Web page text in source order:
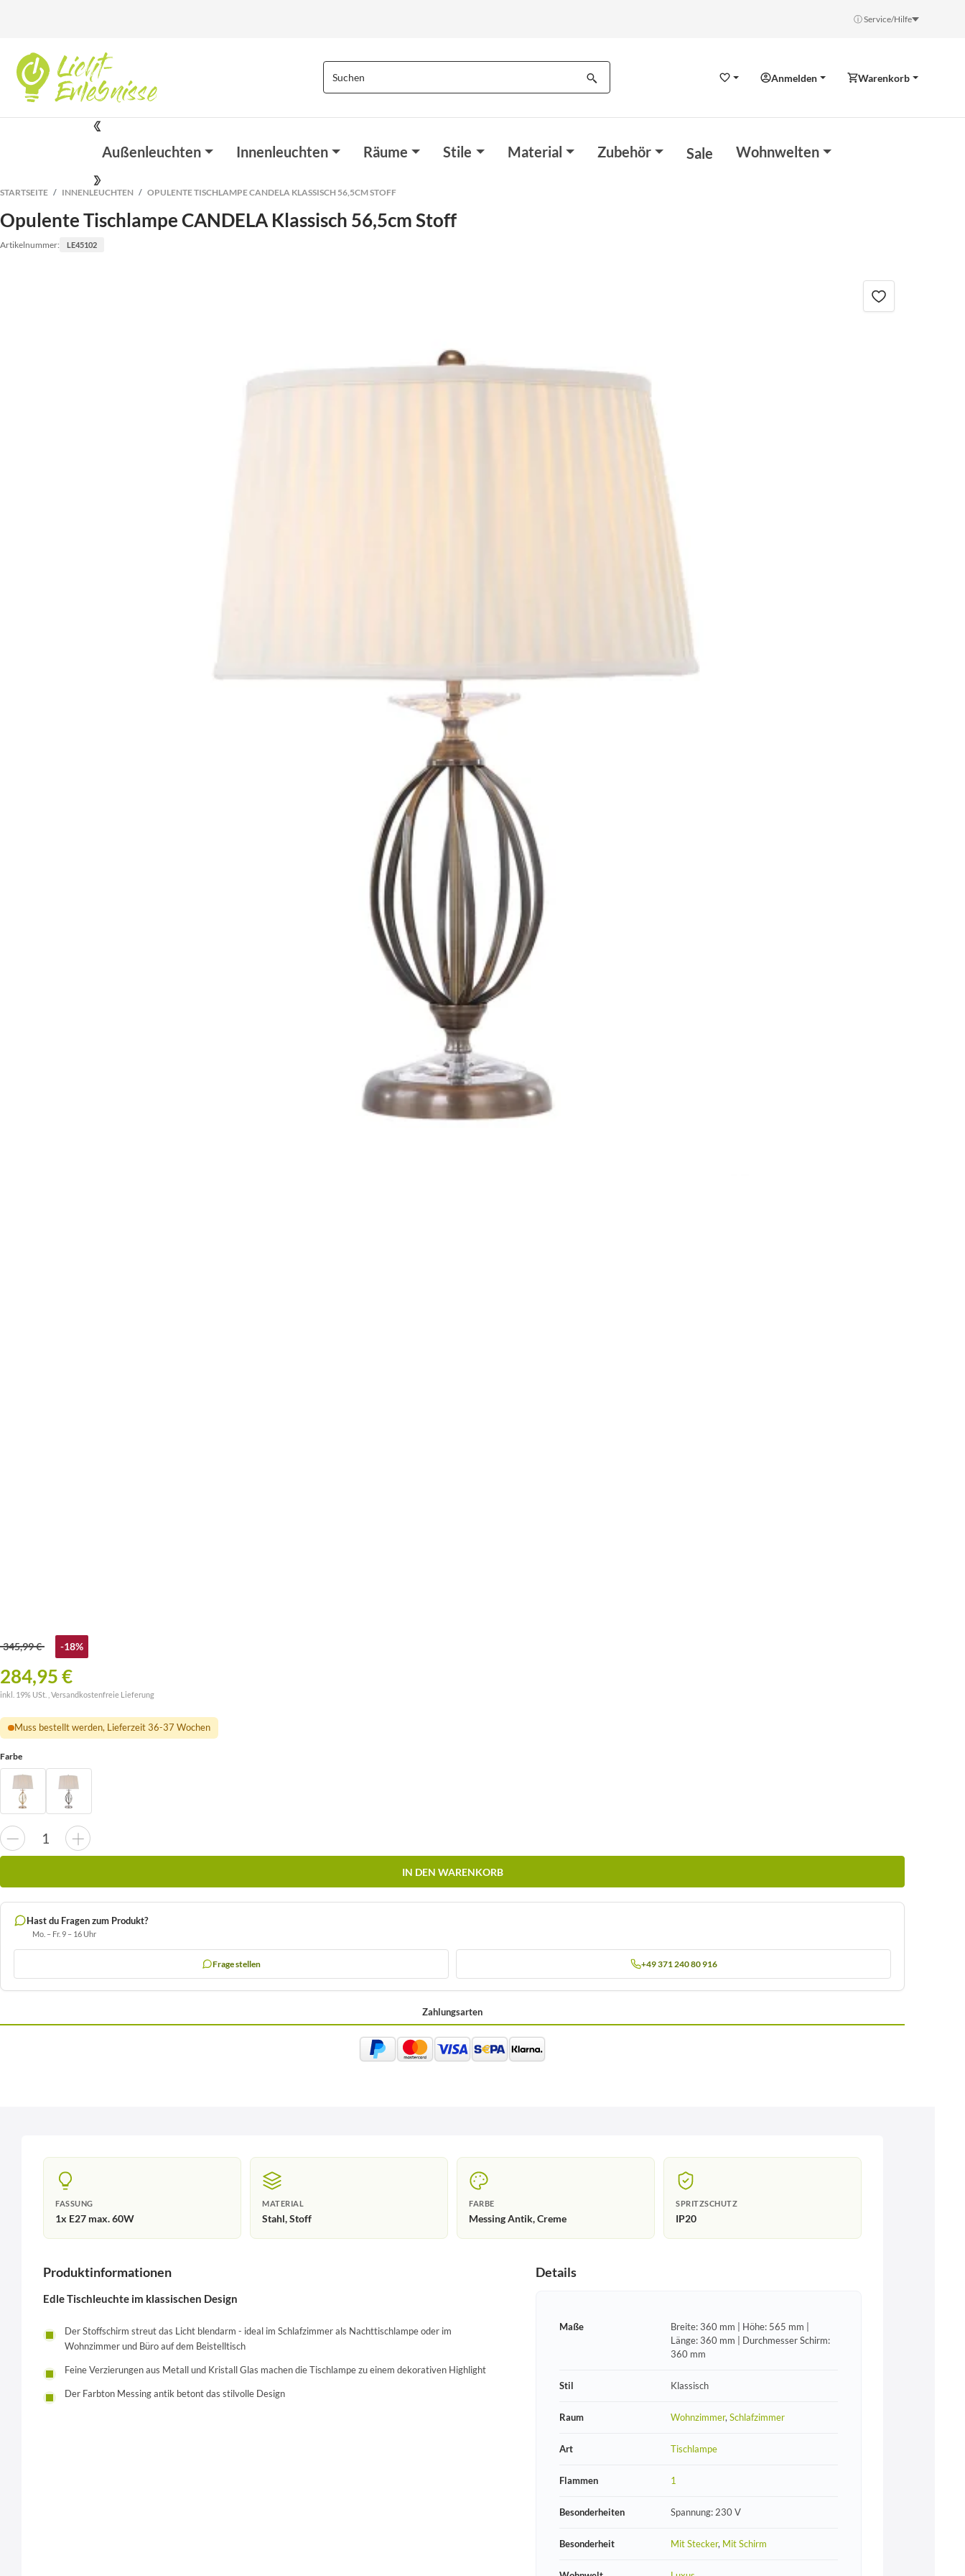
ⓘ Service/Hilfe
WunschzettelAnmelden Warenkorb
Außenleuchten Innenleuchten Räume Stile Material Zubehör Sale Wohnwelten
STARTSEITE INNENLEUCHTEN OPULENTE TISCHLAMPE CANDELA KLASSISCH 56,5CM STOFF
Opulente Tischlampe CANDELA Klassisch 56,5cm Stoff
Artikelnummer: LE45102
345,99 € -18%
284,95 €
inkl. 19% USt. , Versandkostenfreie Lieferung
Muss bestellt werden, Lieferzeit 36-37 Wochen
Farbe
IN DEN WARENKORB
Hast du Fragen zum Produkt?
Mo. – Fr. 9 – 16 Uhr
Frage stellen +49 371 240 80 916
Zahlungsarten
FASSUNG
1x E27 max. 60W
MATERIAL
Stahl, Stoff
FARBE
Messing Antik, Creme
SPRITZSCHUTZ
IP20
Produktinformationen
Edle Tischleuchte im klassischen Design
Der Stoffschirm streut das Licht blendarm - ideal im Schlafzimmer als Nachttischlampe oder im
Wohnzimmer und Büro auf dem Beistelltisch
Feine Verzierungen aus Metall und Kristall Glas machen die Tischlampe zu einem dekorativen Highlight
Der Farbton Messing antik betont das stilvolle Design
Details
Maße
Breite: 360 mm | Höhe: 565 mm |
Länge: 360 mm | Durchmesser Schirm:
360 mm
Stil Klassisch
Raum Wohnzimmer, Schlafzimmer
Art Tischlampe
Flammen 1
Besonderheiten Spannung: 230 V
Besonderheit Mit Stecker, Mit Schirm